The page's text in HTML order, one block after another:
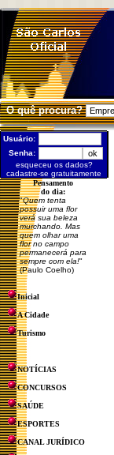
O quê procura?
Usuário:
Senha:
esqueceu os dados?
cadastre-se gratuitamente
Pensamento
do dia:
"Quem tenta
possuir uma flor
verá sua beleza
murchando. Mas
quem olhar uma
flor no campo
permanecerá para
sempre com ela!"
(Paulo Coelho)
Inicial
A Cidade
Turismo
NOTÍCIAS
CONCURSOS
SAÚDE
ESPORTES
CANAL JURÍDICO